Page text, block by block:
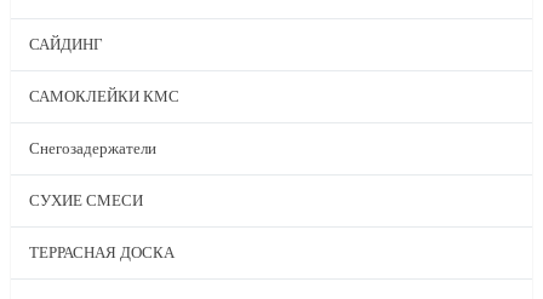
САЙДИНГ
САМОКЛЕЙКИ КМС
Снегозадержатели
СУХИЕ СМЕСИ
ТЕРРАСНАЯ ДОСКА